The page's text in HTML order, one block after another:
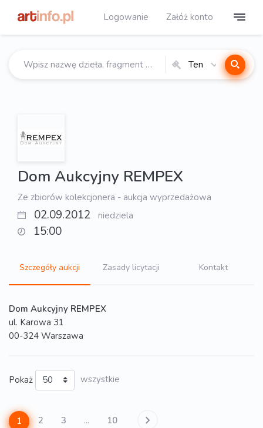
Logowanie Załóż konto
Ten
Dom Aukcyjny REMPEX
Ze zbiorów kolekcjonera - aukcja wyprzedażowa
02.09.2012 niedziela
15:00
Szczegóły aukcji Zasady licytacji Kontakt
Dom Aukcyjny REMPEX
ul. Karowa 31
00-324 Warszawa
Pokaż wszystkie
1 2 3 ... 10